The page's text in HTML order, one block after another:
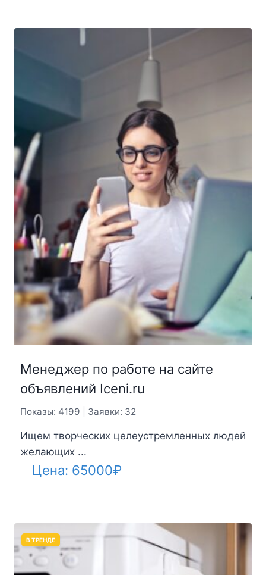
Менеджер по работе на сайте
объявлений Iceni.ru
Показы: 4199 | Заявки: 32
Ищем творческих целеустремленных людей
желающих ...
Цена: 65000₽
В ТРЕНДЕ